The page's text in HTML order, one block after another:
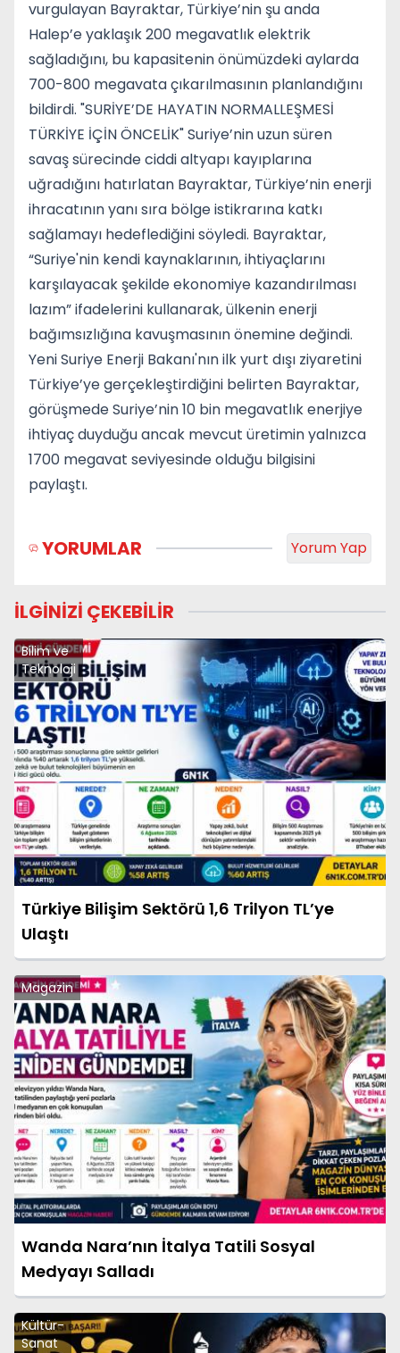
vurgulayan Bayraktar, Türkiye’nin şu anda
Halep’e yaklaşık 200 megavatlık elektrik
sağladığını, bu kapasitenin önümüzdeki aylarda
700-800 megavata çıkarılmasının planlandığını
bildirdi. "SURİYE’DE HAYATIN NORMALLEŞMESİ
TÜRKİYE İÇİN ÖNCELİK" Suriye’nin uzun süren
savaş sürecinde ciddi altyapı kayıplarına
uğradığını hatırlatan Bayraktar, Türkiye’nin enerji
ihracatının yanı sıra bölge istikrarına katkı
sağlamayı hedeflediğini söyledi. Bayraktar,
“Suriye'nin kendi kaynaklarının, ihtiyaçlarını
karşılayacak şekilde ekonomiye kazandırılması
lazım” ifadelerini kullanarak, ülkenin enerji
bağımsızlığına kavuşmasının önemine değindi.
Yeni Suriye Enerji Bakanı'nın ilk yurt dışı ziyaretini
Türkiye’ye gerçekleştirdiğini belirten Bayraktar,
görüşmede Suriye’nin 10 bin megavatlık enerjiye
ihtiyaç duyduğu ancak mevcut üretimin yalnızca
1700 megavat seviyesinde olduğu bilgisini
paylaştı.
YORUMLAR Yorum Yap
İLGİNİZİ ÇEKEBİLİR
Bilim ve
Teknoloji
Türkiye Bilişim Sektörü 1,6 Trilyon TL’ye
Ulaştı
Magazin
Wanda Nara’nın İtalya Tatili Sosyal
Medyayı Salladı
Kültür-
Sanat